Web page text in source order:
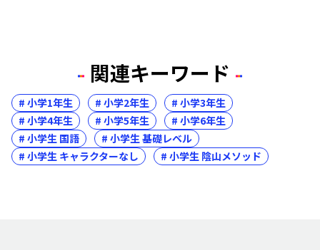
関連キーワード
# 小学1年生 # 小学2年生
# 小学3年生
# 小学4年生
# 小学5年生
# 小学6年生
# 小学生 国語
# 小学生 基礎レベル
# 小学生 キャラクターなし
# 小学生 陰山メソッド